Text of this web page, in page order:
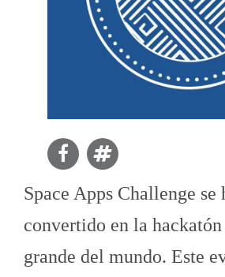
Space Apps Challenge se
convertido en la
grande del mundo. Este